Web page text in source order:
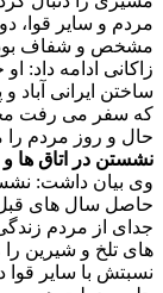
مردم و سایر قوا،
مشخص و شفاف
زاکانی ادامه داد:
ساختن ایرانی آباد
که سفر می رفت
حال و روز مردم را
نشستن در اتاق ها
وی بیان داشت:
حاصل سال های
جدای از مردم
های تلخ و شیرین
نسبتش با سایر قوا